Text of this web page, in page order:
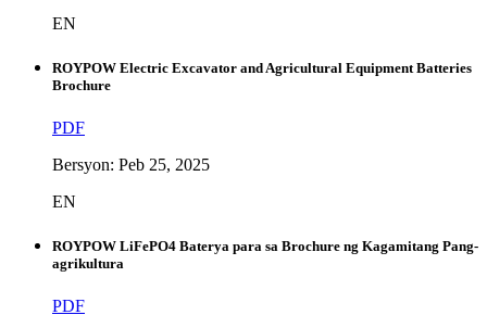
EN
ROYPOW Electric Excavator and Agricultural Equipment Batteries
Brochure
PDF
Bersyon: Peb 25, 2025
EN
ROYPOW LiFePO4 Baterya para sa Brochure ng Kagamitang Pang-
agrikultura
PDF